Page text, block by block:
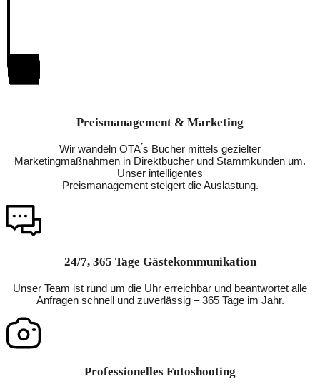
Preismanagement & Marketing
Wir wandeln OTA ́s Bucher mittels gezielter
Marketingmaßnahmen in Direktbucher und Stammkunden um.
Unser intelligentes
Preismanagement steigert die Auslastung.
24/7, 365 Tage Gästekommunikation
Unser Team ist rund um die Uhr erreichbar und beantwortet alle
Anfragen schnell und zuverlässig – 365 Tage im Jahr.
Professionelles Fotoshooting